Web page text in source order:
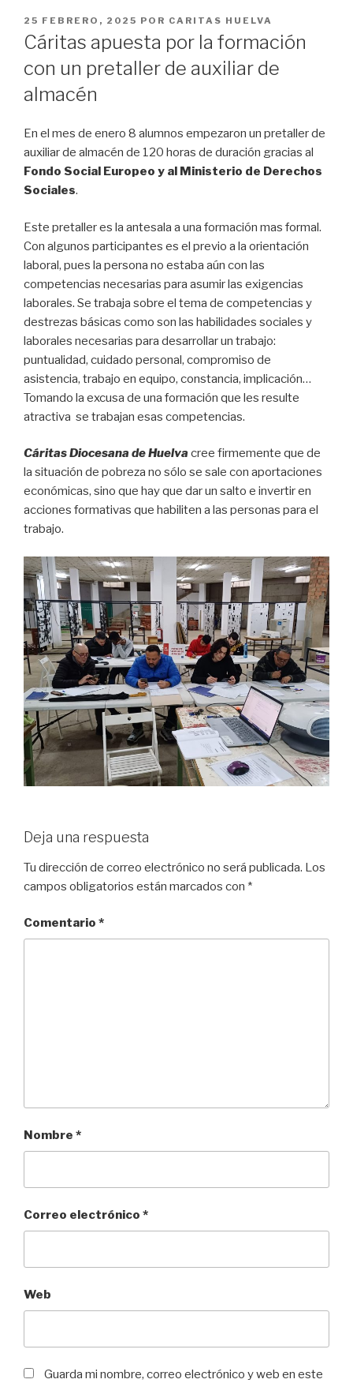
PUBLICADO
EN
25 FEBRERO, 2025 POR CARITAS HUELVA
Cáritas apuesta por la formación
con un pretaller de auxiliar de
almacén
En el mes de enero 8 alumnos empezaron un pretaller de
auxiliar de almacén de 120 horas de duración gracias al
Fondo Social Europeo y al Ministerio de Derechos
Sociales.
Este pretaller es la antesala a una formación mas formal.
Con algunos participantes es el previo a la orientación
laboral, pues la persona no estaba aún con las
competencias necesarias para asumir las exigencias
laborales. Se trabaja sobre el tema de competencias y
destrezas básicas como son las habilidades sociales y
laborales necesarias para desarrollar un trabajo:
puntualidad, cuidado personal, compromiso de
asistencia, trabajo en equipo, constancia, implicación…
Tomando la excusa de una formación que les resulte
atractiva se trabajan esas competencias.
Cáritas Diocesana de Huelva cree firmemente que de
la situación de pobreza no sólo se sale con aportaciones
económicas, sino que hay que dar un salto e invertir en
acciones formativas que habiliten a las personas para el
trabajo.
Deja una respuesta
Tu dirección de correo electrónico no será publicada. Los
campos obligatorios están marcados con *
Comentario *
Nombre *
Correo electrónico *
Web
Guarda mi nombre, correo electrónico y web en este